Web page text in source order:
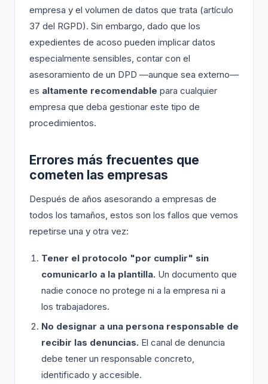
empresa y el volumen de datos que trata (artículo
37 del RGPD). Sin embargo, dado que los
expedientes de acoso pueden implicar datos
especialmente sensibles, contar con el
asesoramiento de un DPD —aunque sea externo—
es altamente recomendable para cualquier
empresa que deba gestionar este tipo de
procedimientos.
Errores más frecuentes que
cometen las empresas
Después de años asesorando a empresas de
todos los tamaños, estos son los fallos que vemos
repetirse una y otra vez:
Tener el protocolo "por cumplir" sin
comunicarlo a la plantilla. Un documento que
nadie conoce no protege ni a la empresa ni a
los trabajadores.
No designar a una persona responsable de
recibir las denuncias. El canal de denuncia
debe tener un responsable concreto,
identificado y accesible.